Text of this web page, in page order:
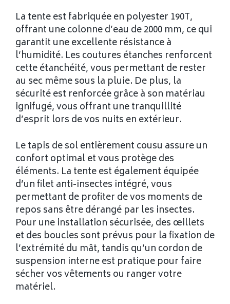
La tente est fabriquée en polyester 190T,
offrant une colonne d’eau de 2000 mm, ce qui
garantit une excellente résistance à
l’humidité. Les coutures étanches renforcent
cette étanchéité, vous permettant de rester
au sec même sous la pluie. De plus, la
sécurité est renforcée grâce à son matériau
ignifugé, vous offrant une tranquillité
d’esprit lors de vos nuits en extérieur.
Le tapis de sol entièrement cousu assure un
confort optimal et vous protège des
éléments. La tente est également équipée
d’un filet anti-insectes intégré, vous
permettant de profiter de vos moments de
repos sans être dérangé par les insectes.
Pour une installation sécurisée, des œillets
et des boucles sont prévus pour la fixation de
l’extrémité du mât, tandis qu’un cordon de
suspension interne est pratique pour faire
sécher vos vêtements ou ranger votre
matériel.